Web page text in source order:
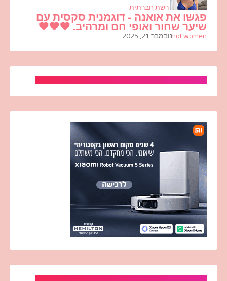
רשת חברתית
פגשו את אואנה - דוגמנית סקסית עם
שיער שחור ואופי חם ומרהיב. 🖤🖤🖤
hot womenנובמבר 21, 2025